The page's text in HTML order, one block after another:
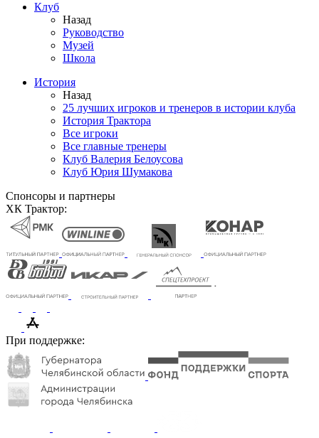
Клуб
Назад
Руководство
Музей
Школа
История
Назад
25 лучших игроков и тренеров в истории клуба
История Трактора
Все игроки
Все главные тренеры
Клуб Валерия Белоусова
Клуб Юрия Шумакова
Спонсоры и партнеры
ХК Трактор:
При поддержке: